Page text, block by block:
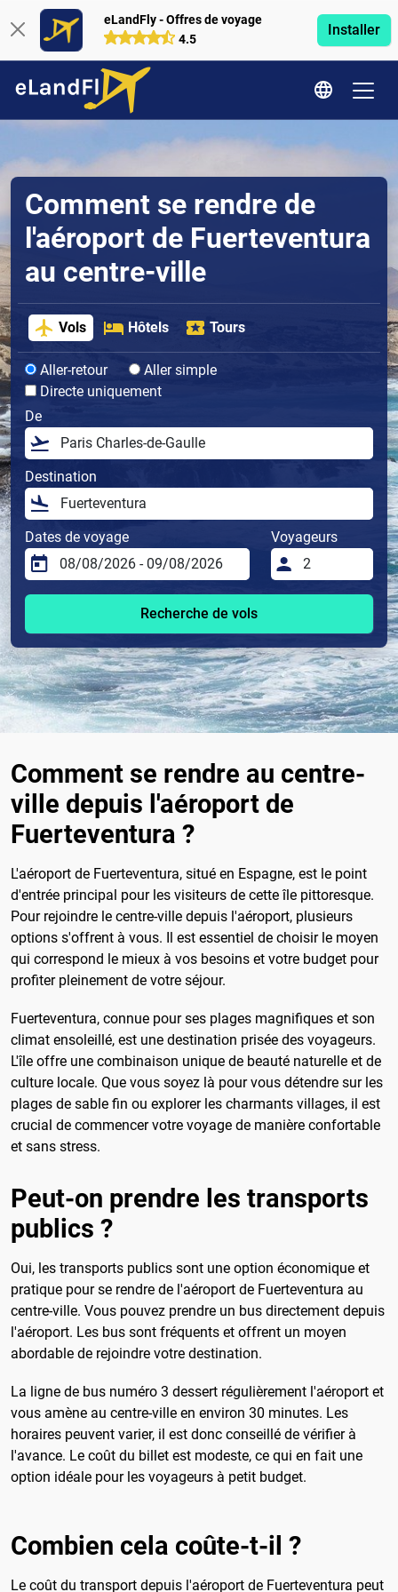
eLandFly - Offres de voyage
4.5
Installer
Comment se rendre de
l'aéroport de Fuerteventura
au centre-ville
Vols Hôtels Tours
Aller-retour
Aller simple
Directe uniquement
De
Destination
Dates de voyage Voyageurs
Recherche de vols
Comment se rendre au centre-
ville depuis l'aéroport de
Fuerteventura ?
L'aéroport de Fuerteventura, situé en Espagne, est le point
d'entrée principal pour les visiteurs de cette île pittoresque.
Pour rejoindre le centre-ville depuis l'aéroport, plusieurs
options s'offrent à vous. Il est essentiel de choisir le moyen
qui correspond le mieux à vos besoins et votre budget pour
profiter pleinement de votre séjour.
Fuerteventura, connue pour ses plages magnifiques et son
climat ensoleillé, est une destination prisée des voyageurs.
L'île offre une combinaison unique de beauté naturelle et de
culture locale. Que vous soyez là pour vous détendre sur les
plages de sable fin ou explorer les charmants villages, il est
crucial de commencer votre voyage de manière confortable
et sans stress.
Peut-on prendre les transports
publics ?
Oui, les transports publics sont une option économique et
pratique pour se rendre de l'aéroport de Fuerteventura au
centre-ville. Vous pouvez prendre un bus directement depuis
l'aéroport. Les bus sont fréquents et offrent un moyen
abordable de rejoindre votre destination.
La ligne de bus numéro 3 dessert régulièrement l'aéroport et
vous amène au centre-ville en environ 30 minutes. Les
horaires peuvent varier, il est donc conseillé de vérifier à
l'avance. Le coût du billet est modeste, ce qui en fait une
option idéale pour les voyageurs à petit budget.
Combien cela coûte-t-il ?
Le coût du transport depuis l'aéroport de Fuerteventura peut